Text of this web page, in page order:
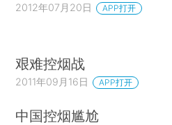
2012年07月20日 APP打开
艰难控烟战
2011年09月16日 APP打开
中国控烟尴尬